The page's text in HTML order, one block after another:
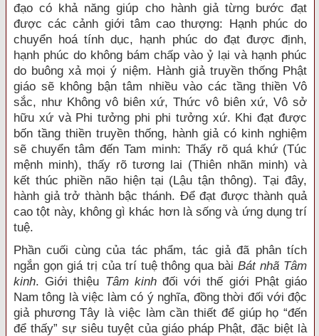
đạo có khả năng giúp cho hành giả từng bước đạt
được các cảnh giới tâm cao thượng: Hạnh phúc do
chuyển hoá tính dục, hạnh phúc do đạt được định,
hạnh phúc do không bám chấp vào ỷ lại và hạnh phúc
do buông xả mọi ý niệm. Hành giả truyền thống Phật
giáo sẽ không bận tâm nhiều vào các tầng thiền Vô
sắc, như Không vô biên xứ, Thức vô biên xứ, Vô sở
hữu xứ và Phi tưởng phi phi tưởng xứ. Khi đạt được
bốn tầng thiền truyền thống, hành giả có kinh nghiệm
sẽ chuyển tâm đến Tam minh: Thấy rõ quá khứ (Túc
mệnh minh), thấy rõ tương lai (Thiên nhãn minh) và
kết thúc phiền não hiện tại (Lậu tận thông). Tại đây,
hành giả trở thành bậc thánh. Để đạt được thành quả
cao tột này, không gì khác hơn là sống và ứng dụng trí
tuệ.
Phần cuối cùng của tác phẩm, tác giả đã phân tích
ngắn gọn giá trị của trí tuệ thông qua bàiBát nhã Tâm
kinh. Giới thiệu Tâm kinhđối với thế giới Phật giáo
Nam tông là việc làm có ý nghĩa, đồng thời đối với độc
giả phương Tây là việc làm cần thiết để giúp họ “đến
để thấy” sự siêu tuyệt của giáo pháp Phật, đặc biệt là